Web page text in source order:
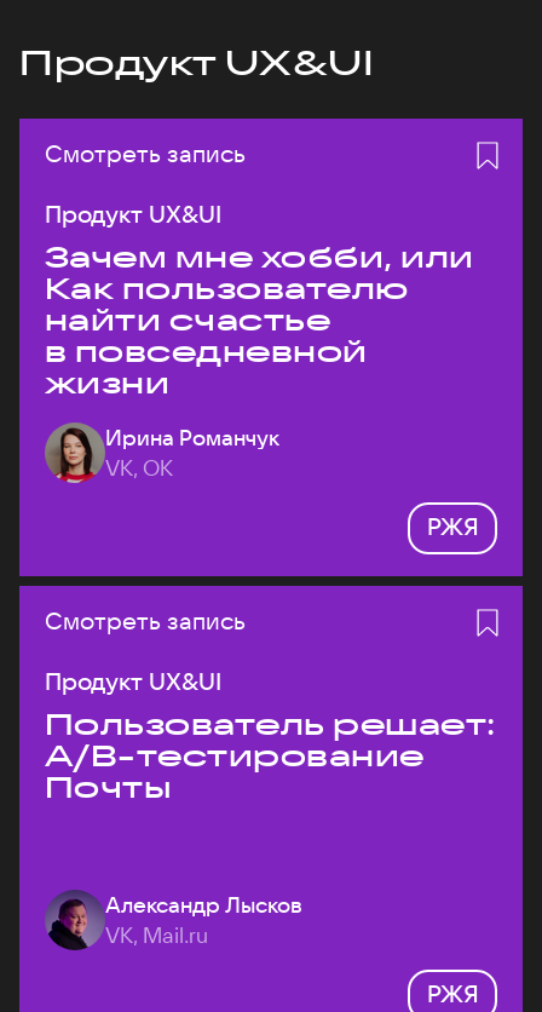
Продукт UX&UI
Смотреть запись
Продукт UX&UI
Зачем мне хобби, или
Как пользователю
найти счастье
в повседневной
жизни
Ирина Романчук
VK, ОК
РЖЯ
Смотреть запись
Продукт UX&UI
Пользователь решает:
A/B-тестирование
Почты
Александр Лысков
VK, Mail.ru
РЖЯ